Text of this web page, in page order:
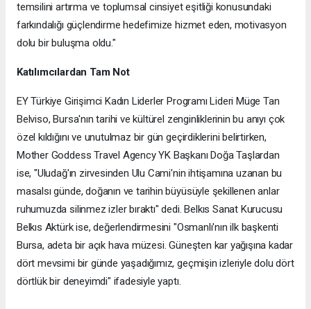
temsilini artırma ve toplumsal cinsiyet eşitliği konusundaki
farkındalığı güçlendirme hedefimize hizmet eden, motivasyon
dolu bir buluşma oldu."
Katılımcılardan Tam Not
EY Türkiye Girişimci Kadın Liderler Programı Lideri Müge Tan
Belviso, Bursa'nın tarihi ve kültürel zenginliklerinin bu anıyı çok
özel kıldığını ve unutulmaz bir gün geçirdiklerini belirtirken,
Mother Goddess Travel Agency YK Başkanı Doğa Taşlardan
ise, "Uludağ'ın zirvesinden Ulu Cami'nin ihtişamına uzanan bu
masalsı günde, doğanın ve tarihin büyüsüyle şekillenen anlar
ruhumuzda silinmez izler bıraktı" dedi. Belkıs Sanat Kurucusu
Belkıs Aktürk ise, değerlendirmesini "Osmanlı'nın ilk başkenti
Bursa, adeta bir açık hava müzesi. Güneşten kar yağışına kadar
dört mevsimi bir günde yaşadığımız, geçmişin izleriyle dolu dört
dörtlük bir deneyimdi" ifadesiyle yaptı.